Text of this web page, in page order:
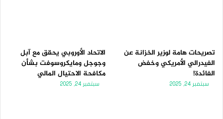
تصريحات هامة لوزير الخزانة عن
الفيدرالي الأمريكي وخفض
الفائدة!
سبتمبر 24, 2025
الاتحاد الأوروبي يحقق مع آبل
وجوجل ومايكروسوفت بشأن
مكافحة الاحتيال المالي
سبتمبر 24, 2025